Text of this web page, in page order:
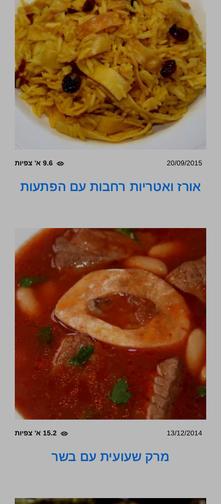
20/09/2015 9.6 א' צפיות
אורז ואטריות רחבות עם הפתעות
13/12/2014 15.2 א' צפיות
מרק שעועית עם בשר